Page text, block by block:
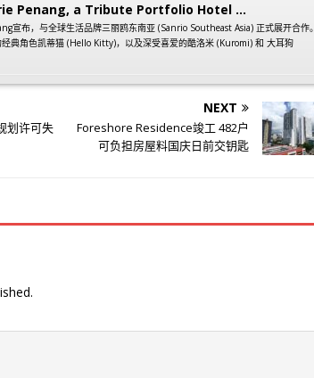
Penang, a Tribute Portfolio Hotel ...
宣布，与全球生活品牌三丽鸥东南亚 (Sanrio Southeast Asia) 正式展开合作。
典角色凯蒂猫 (Hello Kitty)，以及深受喜爱的酷洛米 (Kuromi) 和 大耳狗
划许可失
NEXT
Foreshore Residence竣工 482户
可负担房屋料国庆日前交钥匙